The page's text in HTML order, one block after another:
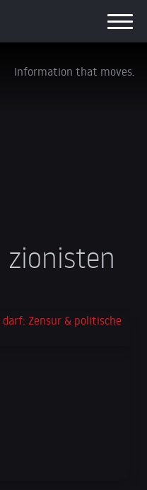
Information that moves.
zionisten